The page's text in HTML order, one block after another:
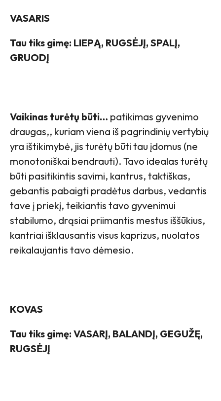
VASARIS
Tau tiks gimę: LIEPĄ, RUGSĖJĮ, SPALĮ,
GRUODĮ
Vaikinas turėtų būti… patikimas gyvenimo
draugas,, kuriam viena iš pagrindinių vertybių
yra ištikimybė, jis turėtų būti tau įdomus (ne
monotoniškai bendrauti). Tavo idealas turėtų
būti pasitikintis savimi, kantrus, taktiškas,
gebantis pabaigti pradėtus darbus, vedantis
tave į priekį, teikiantis tavo gyvenimui
stabilumo, drąsiai priimantis mestus iššūkius,
kantriai išklausantis visus kaprizus, nuolatos
reikalaujantis tavo dėmesio.
KOVAS
Tau tiks gimę: VASARĮ, BALANDĮ, GEGUŽĘ,
RUGSĖJĮ